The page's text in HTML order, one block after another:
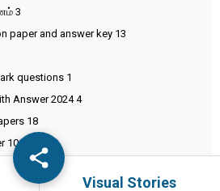
3
paper and answer key 13
questions 1
Answer 20244
18
10
Visual Stories